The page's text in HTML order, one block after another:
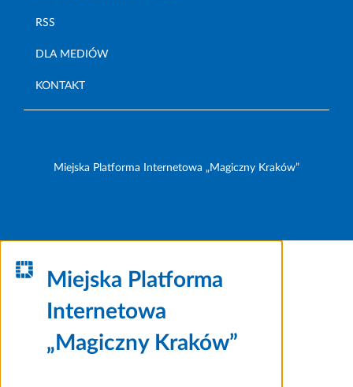
RSS
DLA MEDIÓW
KONTAKT
Miejska Platforma Internetowa „Magiczny Kraków”
Miejska Platforma
Internetowa
„Magiczny Kraków”